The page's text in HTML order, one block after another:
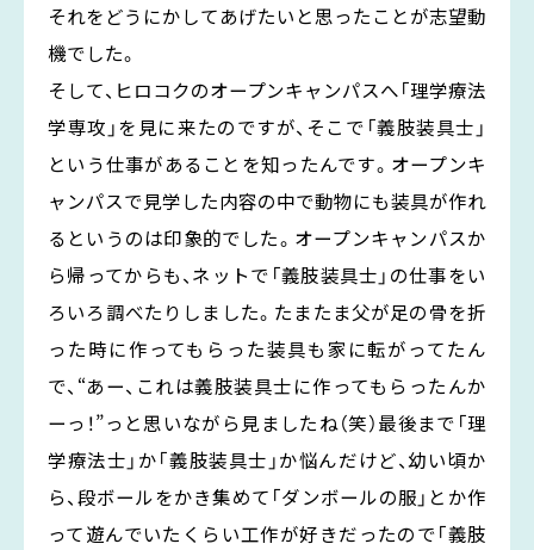
それをどうにかしてあげたいと思ったことが志望動
機でした。
そして、ヒロコクのオープンキャンパスへ「理学療法
学専攻」を見に来たのですが、そこで「義肢装具士」
という仕事があることを知ったんです。オープンキ
ャンパスで見学した内容の中で動物にも装具が作れ
るというのは印象的でした。オープンキャンパスか
ら帰ってからも、ネットで「義肢装具士」の仕事をい
ろいろ調べたりしました。たまたま父が足の骨を折
った時に作ってもらった装具も家に転がってたん
で、“あー、これは義肢装具士に作ってもらったんか
ーっ！”っと思いながら見ましたね（笑）最後まで「理
学療法士」か「義肢装具士」か悩んだけど、幼い頃か
ら、段ボールをかき集めて「ダンボールの服」とか作
って遊んでいたくらい工作が好きだったので「義肢